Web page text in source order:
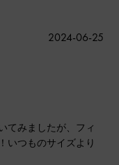
てみましたが、フィ
いつものサイズより
公
2024-06-25